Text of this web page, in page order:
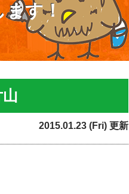
ます！
2015.01.23 (Fri) 更新